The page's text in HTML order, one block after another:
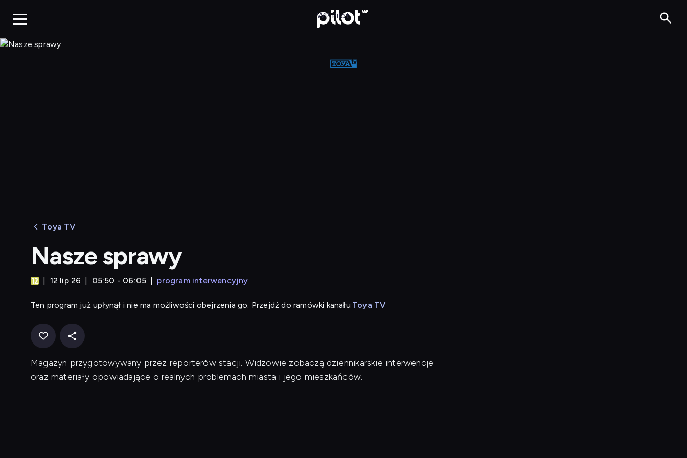
WP Pilot
Toya TV
Nasze sprawy
12 lip 26 05:50 - 06:05 program interwencyjny
Ten program już upłynął i nie ma możliwości obejrzenia go. Przejdź do ramówki kanału Toya TV
Magazyn przygotowywany przez reporterów stacji. Widzowie zobaczą dziennikarskie interwencje
oraz materiały opowiadające o realnych problemach miasta i jego mieszkańców.